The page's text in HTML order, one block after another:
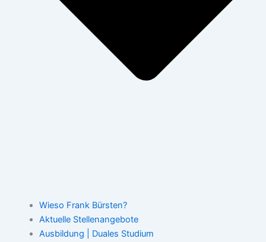
Wieso Frank Bürsten?
Aktuelle Stellenangebote
Ausbildung | Duales Studium